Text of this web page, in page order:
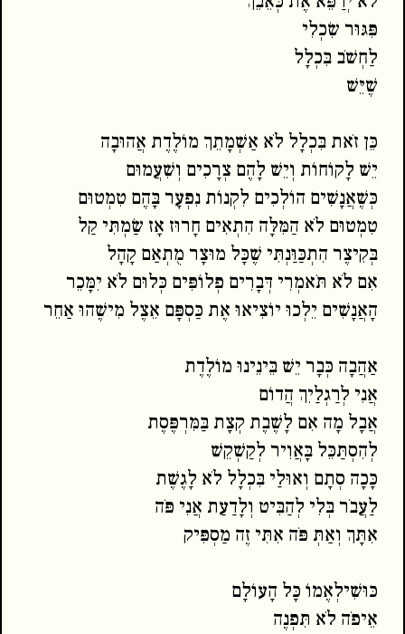
פִּגּוּר שִׂכְלִי
לַחְשֹׁב בִּכְלָל
שֶׁיֵּשׁ
כֵּן זֹאת בִּכְלָל לֹא אַשְׁמָתֵךְ מוֹלֶדֶת אֲהוּבָה
יֵשׁ לָקוֹחוֹת וְיֵשׁ לָהֶם צְרָכִים וְשִׁעֲמוּם
כְּשֶׁאֲנָשִׁים הוֹלְכִים לִקְנוֹת נִפְעָר בָּהֶם טִמְטוּם
טִמְטוּם לֹא הַמִּלָּה הִתְאִים חָרוּז אָז שַׂמְתִּי קַל
בְּקִיצֶר הִתְכַּוַּנְתִּי שֶׁכָּל מוּצָר מֻתְאַם קָהָל
אִם לֹא תֹּאמְרִי דְּבָרִים פְלוֹפִּים כְּלוּם לֹא יִמָּכֵר
הָאֲנָשִׁים יֵלְכוּ יוֹצִיאוּ אֶת כַּסְפָּם אֵצֶל מִישֶׁהוּ אַחֵר
אַהֲבָה כְּבָר יֵשׁ בֵּינֵינוּ מוֹלֶדֶת
אֲנִי לְרַגְלַיִךְ הֲדוֹם
אֲבָל מָה אִם לָשֶׁבֶת קְצָת בַּמִּרְפֶּסֶת
לְהִסְתַּכֵּל בָּאֲוִיר לְקַשְׁקֵשׁ
כָּכָה סְתָם וְאוּלַי בִּכְלָל לֹא לָגֶשֶׁת
לַעֲבֹר בְּלִי לְהַבִּיט וְלָדַעַת אֲנִי פֹּה
אִתָּךְ וְאַתְּ פֹּה אִתִּי זֶה מַסְפִּיק
כּוּשִׁילְאֶמוֹ כָּל הָעוֹלָם
אֵיפֹה לֹא תִּפְנֶה